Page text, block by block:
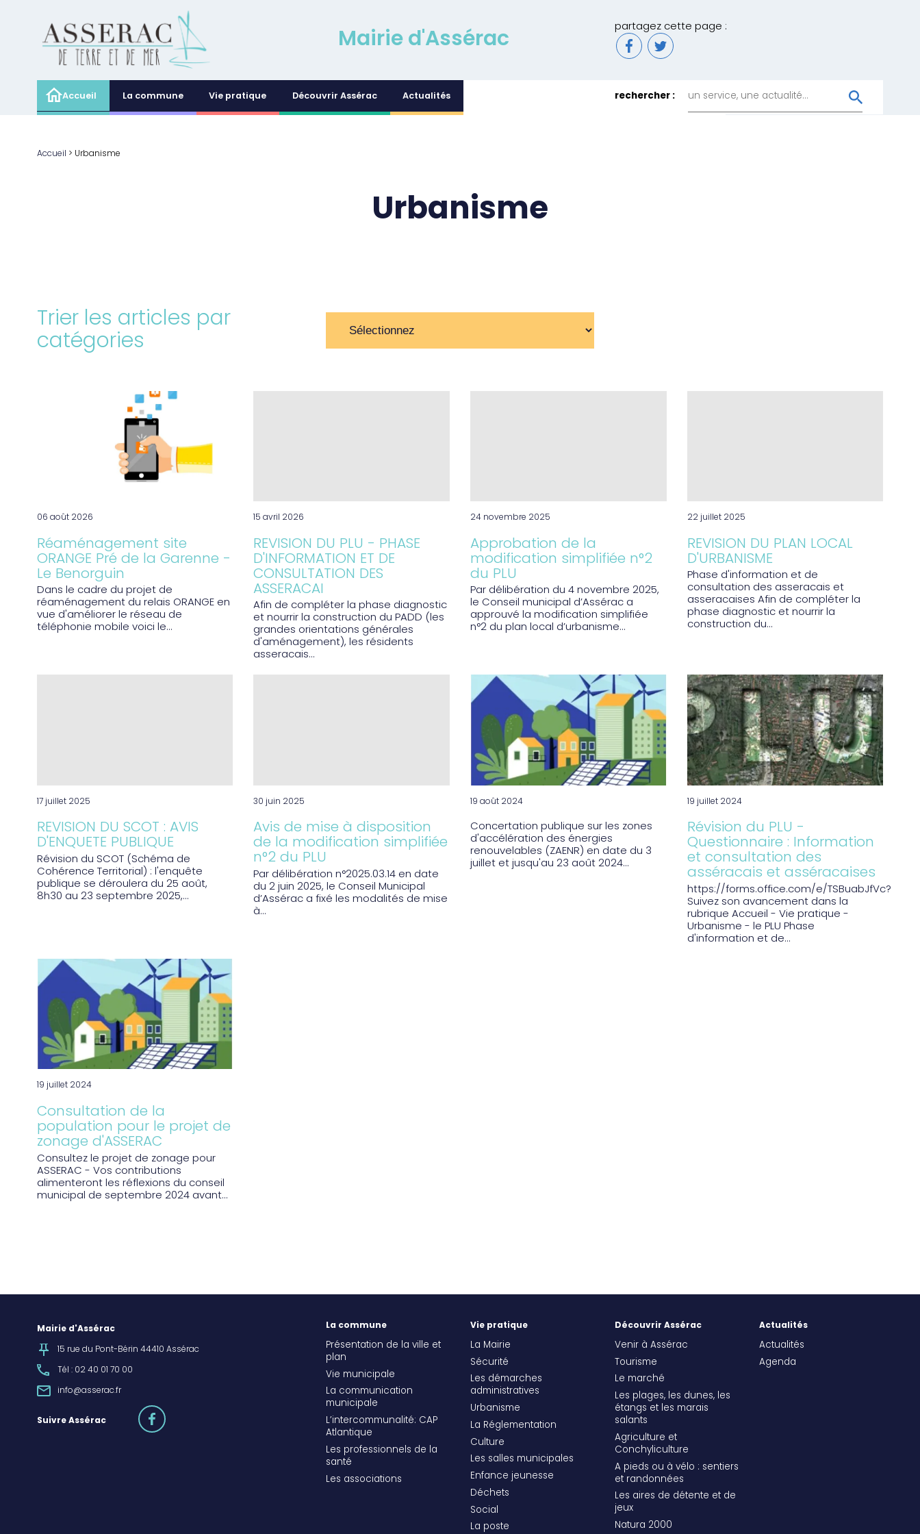
Mairie d'Assérac partagez cette page :
Accueil La commune Vie pratique Découvrir Assérac Actualités rechercher :
Accueil > Urbanisme
Urbanisme
Trier les articles par
catégories
06 août 2026
Réaménagement site
ORANGE Pré de la Garenne -
Le Benorguin
Dans le cadre du projet de
réaménagement du relais ORANGE en
vue d'améliorer le réseau de
téléphonie mobile voici le...
15 avril 2026
REVISION DU PLU - PHASE
D'INFORMATION ET DE
CONSULTATION DES
ASSERACAI
Afin de compléter la phase diagnostic
et nourrir la construction du PADD (les
grandes orientations générales
d'aménagement), les résidents
asseracais...
24 novembre 2025
Approbation de la
modification simplifiée n°2
du PLU
Par délibération du 4 novembre 2025,
le Conseil municipal d’Assérac a
approuvé la modification simplifiée
n°2 du plan local d’urbanisme...
22 juillet 2025
REVISION DU PLAN LOCAL
D'URBANISME
Phase d'information et de
consultation des asseracais et
asseracaises Afin de compléter la
phase diagnostic et nourrir la
construction du...
17 juillet 2025
REVISION DU SCOT : AVIS
D'ENQUETE PUBLIQUE
Révision du SCOT (Schéma de
Cohérence Territorial) : l'enquête
publique se déroulera du 25 août,
8h30 au 23 septembre 2025,...
30 juin 2025
Avis de mise à disposition
de la modification simplifiée
n°2 du PLU
Par délibération n°2025.03.14 en date
du 2 juin 2025, le Conseil Municipal
d’Assérac a fixé les modalités de mise
à...
19 août 2024
Concertation publique sur les zones
d'accélération des énergies
renouvelables (ZAENR) en date du 3
juillet et jusqu'au 23 août 2024...
19 juillet 2024
Révision du PLU -
Questionnaire : Information
et consultation des
asséracais et asséracaises
https://forms.office.com/e/TSBuabJfVc?
Suivez son avancement dans la
rubrique Accueil - Vie pratique -
Urbanisme - le PLU Phase
d'information et de...
19 juillet 2024
Consultation de la
population pour le projet de
zonage d'ASSERAC
Consultez le projet de zonage pour
ASSERAC - Vos contributions
alimenteront les réflexions du conseil
municipal de septembre 2024 avant...
Mairie d'Assérac
15 rue du Pont-Bérin 44410 Assérac
Tél : 02 40 01 70 00
info@asserac.fr
Suivre Assérac
facebook
La commune
Présentation de la ville et
plan
Vie municipale
La communication
municipale
L’intercommunalité: CAP
Atlantique
Les professionnels de la
santé
Les associations
Vie pratique
La Mairie
Sécurité
Les démarches
administratives
Urbanisme
La Réglementation
Culture
Les salles municipales
Enfance jeunesse
Déchets
Social
La poste
Découvrir Assérac
Venir à Assérac
Tourisme
Le marché
Les plages, les dunes, les
étangs et les marais
salants
Agriculture et
Conchyliculture
A pieds ou à vélo : sentiers
et randonnées
Les aires de détente et de
jeux
Natura 2000
Actualités
Actualités
Agenda